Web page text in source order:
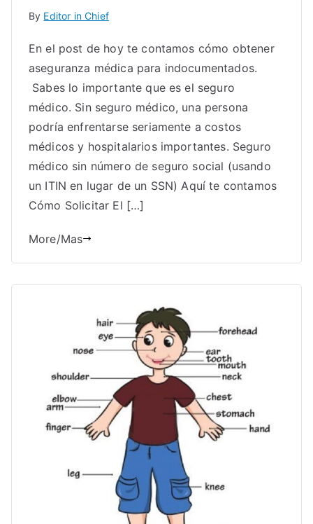
By Editor in Chief
En el post de hoy te contamos cómo obtener
aseguranza médica para indocumentados.
Sabes lo importante que es el seguro
médico. Sin seguro médico, una persona
podría enfrentarse seriamente a costos
médicos y hospitalarios importantes. Seguro
médico sin número de seguro social (usando
un ITIN en lugar de un SSN) Aquí te contamos
Cómo Solicitar El […]
More/Mas